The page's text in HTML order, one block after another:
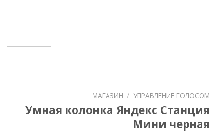
МАГАЗИН / УПРАВЛЕНИЕ ГОЛОСОМ
Умная колонка Яндекс Станция
Мини черная